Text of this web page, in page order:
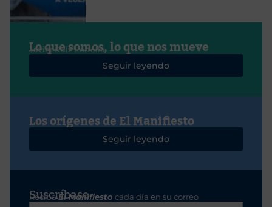
Lo que somos, lo que nos mueve
Javier Ruiz Portella
Seguir leyendo
Los orígenes de El Manifiesto
Seguir leyendo
Suscríbase
RecibaEl Manifiesto cada día en su correo